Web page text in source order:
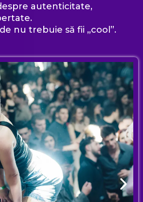
autenticitate,
nu trebuie să fii „cool”.